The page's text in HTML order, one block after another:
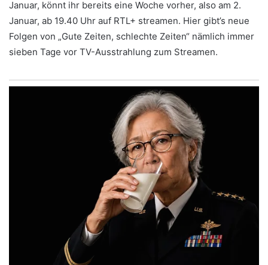
Januar, könnt ihr bereits eine Woche vorher, also am 2.
Januar, ab 19.40 Uhr auf RTL+ streamen. Hier gibt’s neue
Folgen von „Gute Zeiten, schlechte Zeiten“ nämlich immer
sieben Tage vor TV-Ausstrahlung zum Streamen.